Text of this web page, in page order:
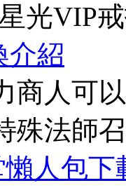
光VIP
介紹
商人可
殊法師
人包下